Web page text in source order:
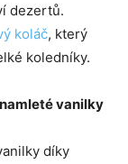
dezertů.
koláč, který
koledníky.
vanilky
díky